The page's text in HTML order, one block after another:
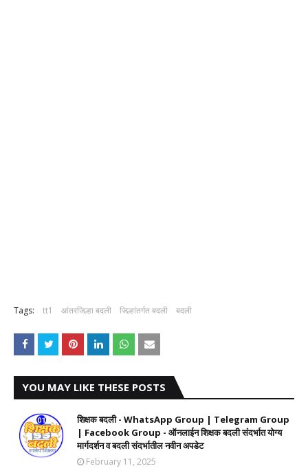
Tags: tt1 आंतरजिल्हा बदली जिल्हांतर्गत बदली बदली
YOU MAY LIKE THESE POSTS
शिक्षक बदली - WhatsApp Group | Telegram Group
| Facebook Group - ऑनलाईन शिक्षक बदली संदर्भात योग्य
मार्गदर्शन व बदली संदर्भातील नवीन अपडेट
February 11, 2025